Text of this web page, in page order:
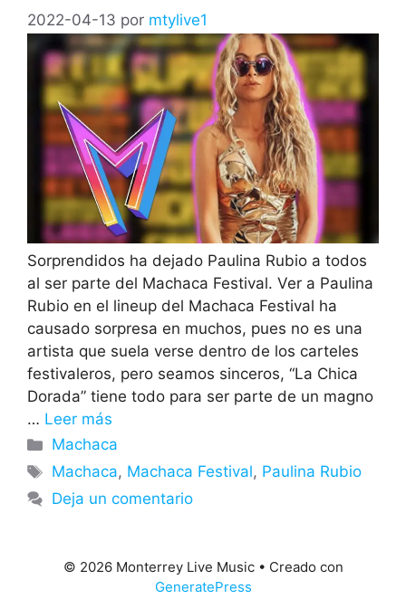
2022-04-13 por mtylive1
Sorprendidos ha dejado Paulina Rubio a todos
al ser parte del Machaca Festival. Ver a Paulina
Rubio en el lineup del Machaca Festival ha
causado sorpresa en muchos, pues no es una
artista que suela verse dentro de los carteles
festivaleros, pero seamos sinceros, “La Chica
Dorada” tiene todo para ser parte de un magno
… Leer más
Categorías
Machaca
Etiquetas
Machaca, Machaca Festival, Paulina Rubio
Deja un comentario
© 2026 Monterrey Live Music• Creado con
GeneratePress